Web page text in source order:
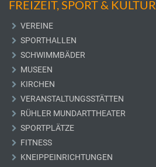
FREIZEIT, SPORT & KULTUR
VEREINE
SPORTHALLEN
SCHWIMMBÄDER
MUSEEN
KIRCHEN
VERANSTALTUNGSSTÄTTEN
RÜHLER MUNDARTTHEATER
SPORTPLÄTZE
FITNESS
KNEIPPEINRICHTUNGEN